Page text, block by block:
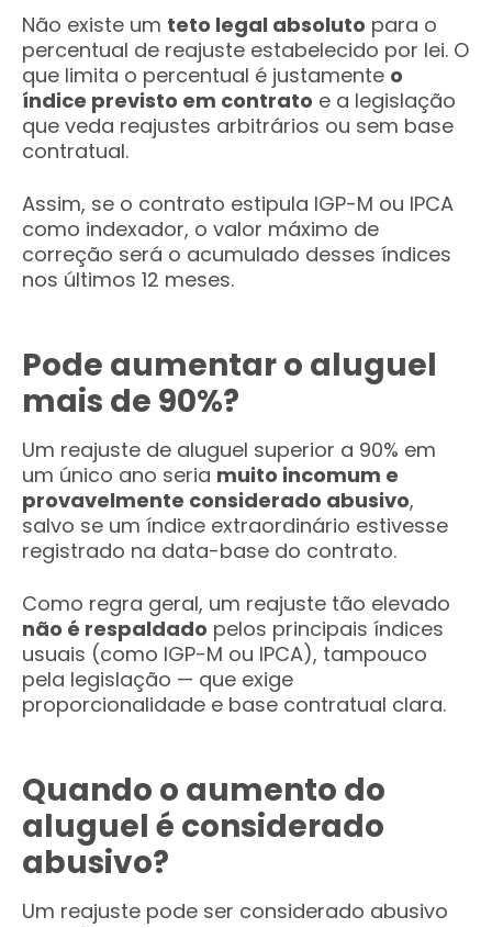
Não existe um teto legal absoluto para o
percentual de reajuste estabelecido por lei. O
que limita o percentual é justamente o
índice previsto em contrato e a legislação
que veda reajustes arbitrários ou sem base
contratual.
Assim, se o contrato estipula IGP-M ou IPCA
como indexador, o valor máximo de
correção será o acumulado desses índices
nos últimos 12 meses.
Pode aumentar o aluguel
mais de 90%?
Um reajuste de aluguel superior a 90% em
um único ano seria muito incomum e
provavelmente considerado abusivo,
salvo se um índice extraordinário estivesse
registrado na data-base do contrato.
Como regra geral, um reajuste tão elevado
não é respaldado pelos principais índices
usuais (como IGP-M ou IPCA), tampouco
pela legislação — que exige
proporcionalidade e base contratual clara.
Quando o aumento do
aluguel é considerado
abusivo?
Um reajuste pode ser considerado abusivo